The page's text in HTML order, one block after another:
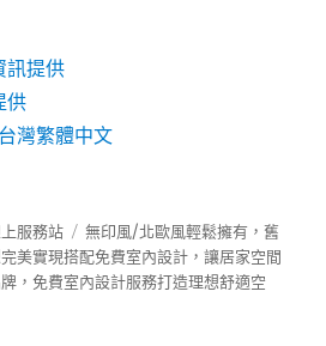
訊提供
供
灣繁體中文
服務站
無印風/北歐風輕鬆擁有，舊
美實現搭配免費室內設計，讓居家空間
，免費室內設計服務打造理想舒適空